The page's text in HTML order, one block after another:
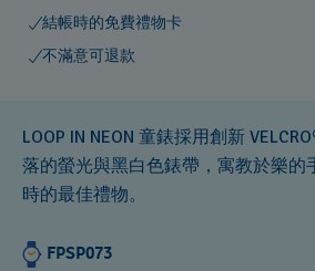
結帳時的免費禮物卡
不滿意可退款
LOOP IN NEON 童錶採用創新
落的螢光與黑白色錶帶，寓教於樂的
時的最佳禮物。
FPSP073